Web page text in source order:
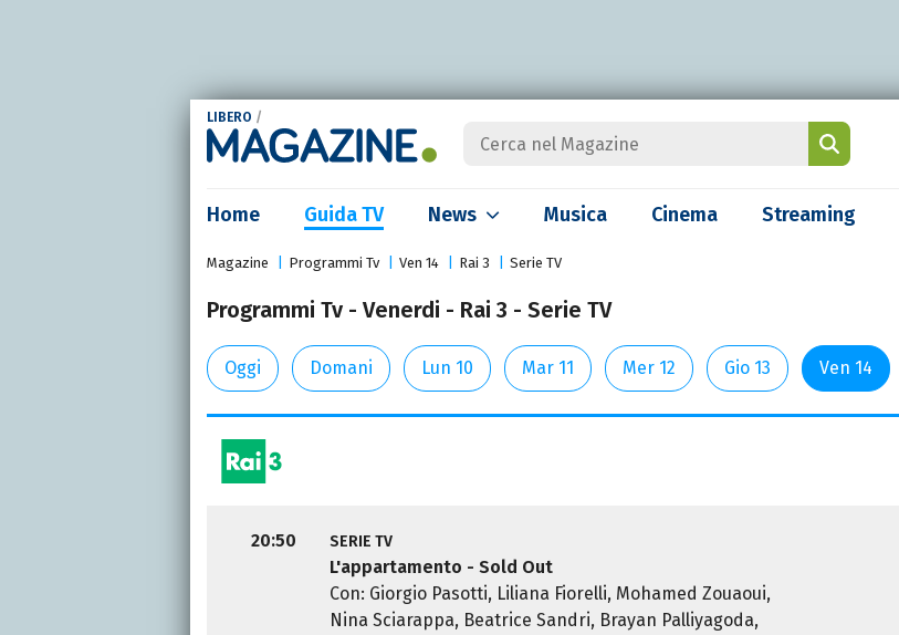
LIBERO /
Home Guida TV News Musica Cinema Streaming
Magazine Programmi Tv Ven 14 Rai 3 Serie TV
Programmi Tv - Venerdi - Rai 3 - Serie TV
Oggi Domani Lun 10 Mar 11 Mer 12 Gio 13 Ven 14
20:50 SERIE TV
L'appartamento - Sold Out
Con: Giorgio Pasotti, Liliana Fiorelli, Mohamed Zouaoui,
Nina Sciarappa, Beatrice Sandri, Brayan Palliyagoda,